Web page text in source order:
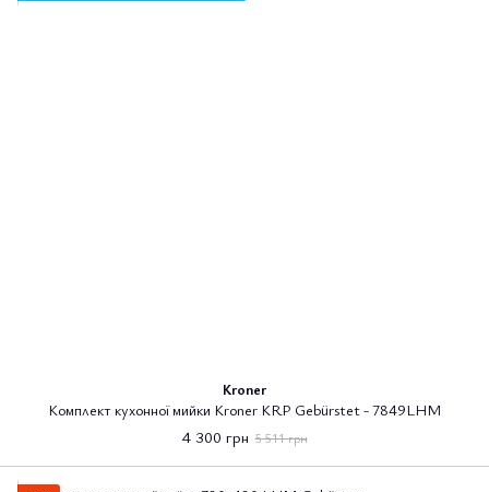
Kroner
Комплект кухонної мийки Kroner KRP Gebürstet - 7849LHM
4 300 грн 5 511 грн